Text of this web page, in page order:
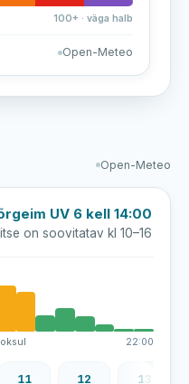
100+ · väga halb
Open-Meteo
Open-Meteo
UV 6 kell 14:00
on soovitatav kl 10–16
22:00
11 12 13